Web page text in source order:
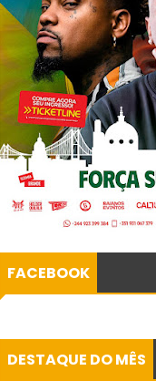
FACEBOOK
DESTAQUE DO MÊS